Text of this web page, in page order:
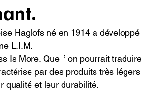
Haglofs né en 1914 a
L.I.M.
Is More. Que l’ on pourrait
par des produits très
qualité et leur durabilité.